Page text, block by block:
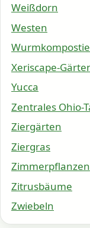
Weißdorn
Westen
Xeriscape-
Yucca
Zentrales Ohio-
Ziergärten
Ziergras
Zimmerpflanzen
Zitrusbäume
Zwiebeln